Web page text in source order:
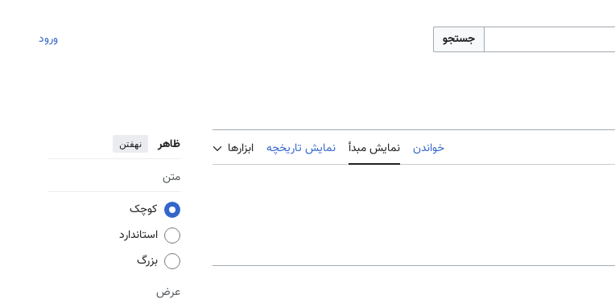
جستجو ورود
خواندن نمایش مبدأ نمایش تاریخچه ابزارها ظاهر نهفتن
متن
کوچک
استاندارد
بزرگ
عرض